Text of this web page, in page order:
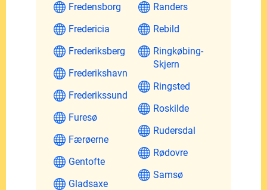
Fredensborg
Fredericia
Frederiksberg
Frederikshavn
Frederikssund
Furesø
Færøerne
Gentofte
Gladsaxe
Randers
Rebild
Ringkøbing-
Skjern
Ringsted
Roskilde
Rudersdal
Rødovre
Samsø